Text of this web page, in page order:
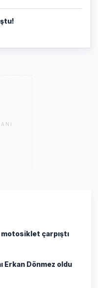
çarpıştı
Erkan Dönmez oldu